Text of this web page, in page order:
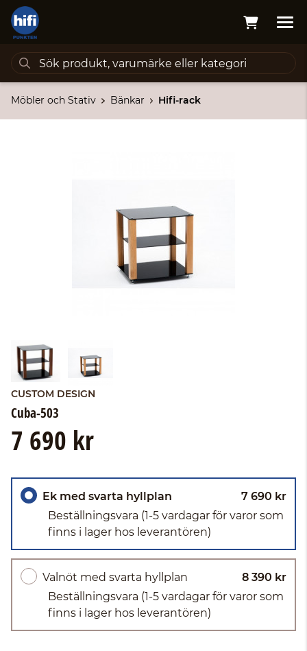
Möbler och Stativ Bänkar Hifi-rack
CUSTOM DESIGN
Cuba-503
7 690 kr
Ek med svarta hyllplan
7 690 kr
Beställningsvara (1-5 vardagar för varor som
finns i lager hos leverantören)
Valnöt med svarta hyllplan
8 390 kr
Beställningsvara (1-5 vardagar för varor som
finns i lager hos leverantören)